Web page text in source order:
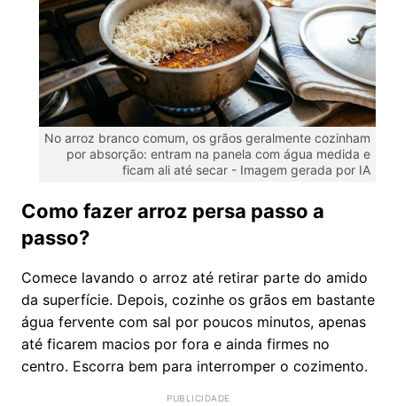
No arroz branco comum, os grãos geralmente cozinham
por absorção: entram na panela com água medida e
ficam ali até secar - Imagem gerada por IA
Como fazer arroz persa passo a
passo?
Comece lavando o arroz até retirar parte do amido
da superfície. Depois, cozinhe os grãos em bastante
água fervente com sal por poucos minutos, apenas
até ficarem macios por fora e ainda firmes no
centro. Escorra bem para interromper o cozimento.